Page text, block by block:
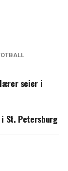
seier i
St. Petersburg